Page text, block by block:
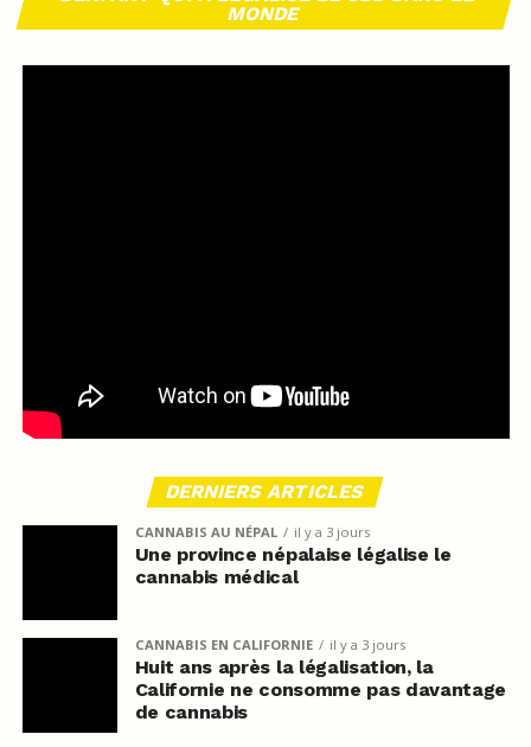
MONDE
DERNIERS ARTICLES
CANNABIS AU NÉPAL il y a 3 jours
Une province népalaise légalise le
cannabis médical
CANNABIS EN CALIFORNIE il y a 3 jours
Huit ans après la légalisation, la
Californie ne consomme pas davantage
de cannabis